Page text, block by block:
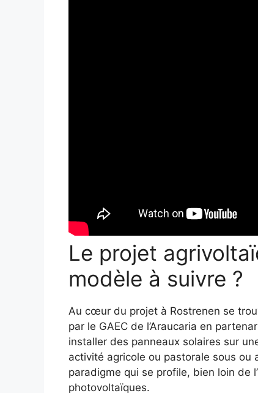
Le projet
modèle à suivre ?
Au cœur du projet à Rostrenen se
par le GAEC de l’Araucaria en
installer des panneaux solaires sur
activité agricole ou pastorale sous ou
paradigme qui se profile, bien loin de
photovoltaïques.